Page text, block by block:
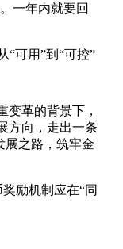
一年内就要回
“可用”到“可控”
变革的背景下，
方向，走出一条
展之路，筑牢金
励机制应在“同